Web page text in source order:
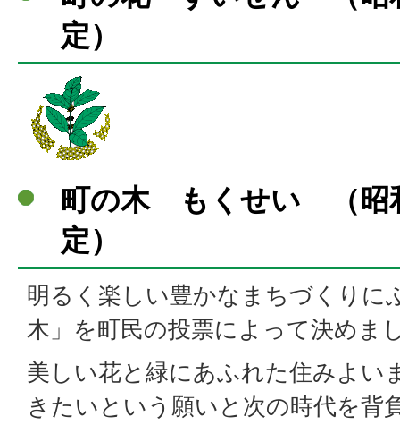
定）
町の木 もくせい （昭
定）
明るく楽しい豊かなまちづくりに
木」を町民の投票によって決めま
美しい花と緑にあふれた住みよい
きたいという願いと次の時代を背